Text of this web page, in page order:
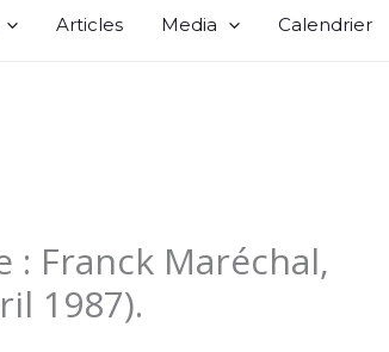
Articles Media Calendrier
: Franck Maréchal,
1987).